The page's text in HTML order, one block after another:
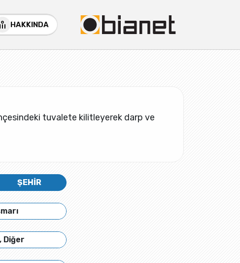
HAKKINDA
tuvalete kilitleyerek darp ve
ŞEHİR
Diğer